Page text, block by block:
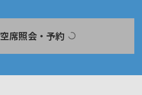
空席照会・予約